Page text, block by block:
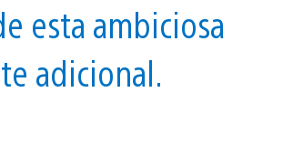
esta ambiciosa
adicional.